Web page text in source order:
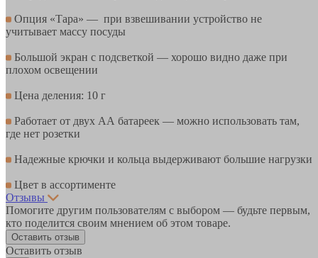
Опция «Тара» — при взвешивании устройство не
учитывает массу посуды
Большой экран с подсветкой — хорошо видно даже при
плохом освещении
Цена деления: 10 г
Работает от двух АА батареек — можно использовать там,
где нет розетки
Надежные крючки и кольца выдерживают большие нагрузки
Цвет в ассортименте
Отзывы
Помогите другим пользователям с выбором — будьте первым,
кто поделится своим мнением об этом товаре.
Оставить отзыв
Оставить отзыв